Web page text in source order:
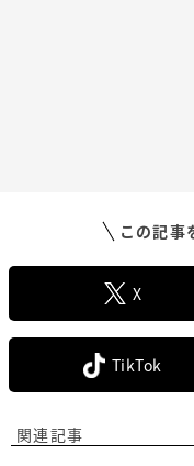
この記事
X
TikTok
関連記事